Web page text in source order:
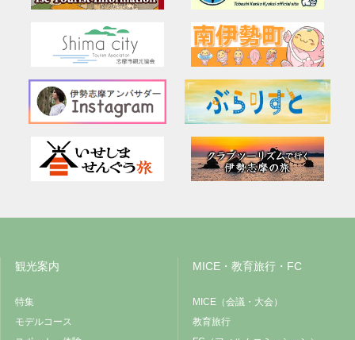
観光案内
特集
モデルコース
MICE・教育旅行・FC
MICE（会議・大会）
教育旅行